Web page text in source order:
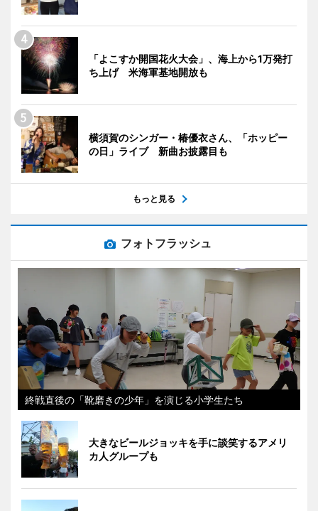
「よこすか開国花火大会」、海上から1万発打
ち上げ 米海軍基地開放も
横須賀のシンガー・椿優衣さん、「ホッピー
の日」ライブ 新曲お披露目も
もっと見る
フォトフラッシュ
終戦直後の「靴磨きの少年」を演じる小学生たち
大きなビールジョッキを手に談笑するアメリ
カ人グループも